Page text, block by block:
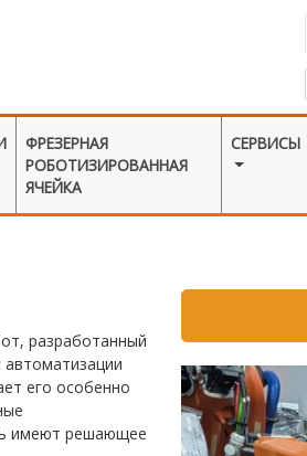
ФРЕЗЕРНАЯ
РОБОТИЗИРОВАННАЯ
ЯЧЕЙКА
СЕРВИСЫ
разработанный
его особенно
имеют решающее